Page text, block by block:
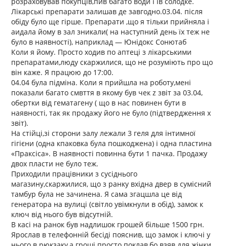
Лікарські препарати залишав де завгодно.03.04. після
обіду було ще гірше. Препарати ,що я тільки прийняла і
аидала йому в зал зникали( на наступний день їх теж не
було в наявності), наприклад — Юнідокс Сонютаб
Коли я йому. Просто ходив по аптеці з лікарськими
препаратами,люду скаржилися, що не розуміють про що
він каже. Я працюю до 17:00.
04.04 була підміна. Коли я прийшла на роботу,мені
показали багато смвття в якому був чек z звіт за 03.04,
обертки від гематагену ( що в нас повинен бути в
наявності, так як продажу його не було (підтвердження x
звіт).
На стійці,зі сторони залу лежали 3 геля для інтимної
гігієни (одна кпаковка була пошкоджена) і одна пластина
«Праксіса». В наявності повинна бути 1 пачка. Продажу
двох пласти не було теж.
Приходили працівники з сусіднього
магазину,скаржилися, що з ранку вхідна двер в сумісний
тамбур була не зачинена. Я сама згацшла це від
генератора на вулиці (світло увімкнули в обід), замок к
ключ від нього був відсутній.
В касі на ранок був надлишок грошей більше 1500 грн.
Ярослав в телефонній бесіді пояснив, що замок і ключі у